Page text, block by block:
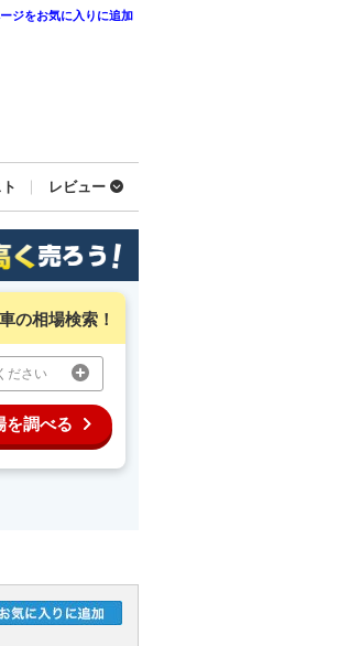
ジをお気に入りに追加
レビュー
の相場検索！
ださい
を調べる